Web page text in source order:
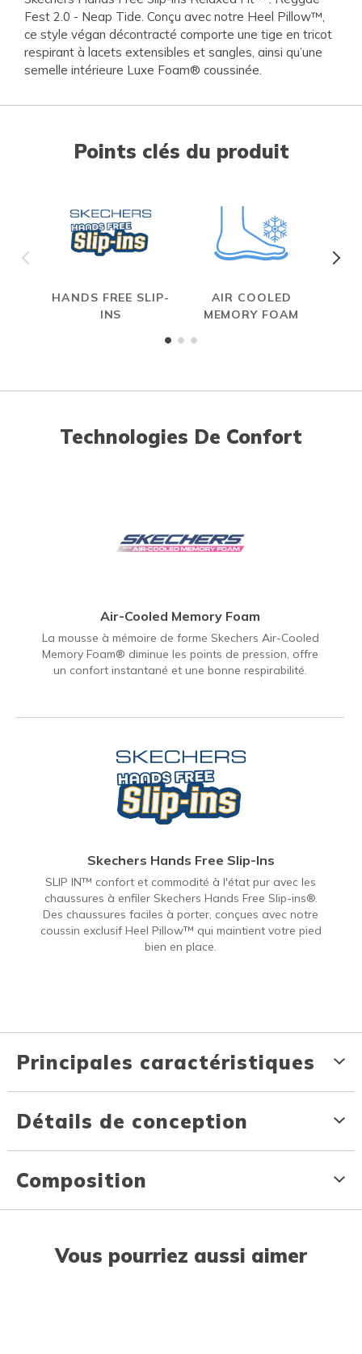
Fest 2.0 - Neap Tide. Conçu avec notre Heel Pillow™,
ce style végan décontracté comporte une tige en tricot
respirant à lacets extensibles et sangles, ainsi qu’une
semelle intérieure Luxe Foam® coussinée.
Points clés du produit
HANDS FREE SLIP-
INS
AIR COOLED
MEMORY FOAM
Technologies De Confort
Air-Cooled Memory Foam
La mousse à mémoire de forme Skechers Air-Cooled
Memory Foam® diminue les points de pression, offre
un confort instantané et une bonne respirabilité.
Skechers Hands Free Slip-Ins
SLIP IN™ confort et commodité à l'état pur avec les
chaussures à enfiler Skechers Hands Free Slip-ins®.
Des chaussures faciles à porter, conçues avec notre
coussin exclusif Heel Pillow™ qui maintient votre pied
bien en place.
Principales caractéristiques
Détails de conception
Composition
Vous pourriez aussi aimer